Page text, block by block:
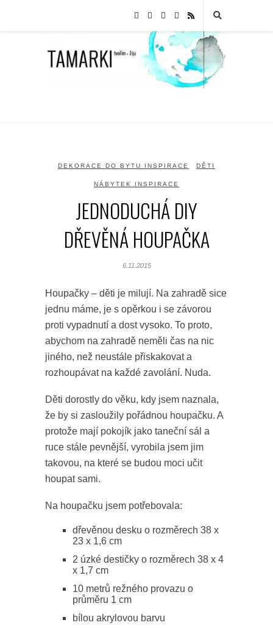
DEKORACE DO BYTU INSPIRACE DĚTI
NÁBYTEK INSPIRACE
JEDNODUCHÁ DIY
DŘEVĚNÁ HOUPAČKA
6.11.2015
Houpačky – děti je milují. Na zahradě sice
jednu máme, je s opěrkou i se závorou
proti vypadnutí a dost vysoko. To proto,
abychom na zahradě neměli čas na nic
jiného, než neustále přiskakovat a
rozhoupávat na každé zavolání. Nuda.
Děti dorostly do věku, kdy jsem naznala,
že by si zasloužily pořádnou houpačku. A
protože mají pokojík jako taneční sál a
ruce stále pevnější, vyrobila jsem jim
takovou, na které se budou moci učit
houpat sami.
Na houpačku jsem potřebovala:
dřevěnou desku o rozměrech 38 x
23 x 1,6 cm
2 úzké destičky o rozměrech 38 x 4
x 1,7 cm
10 metrů režného provazu o
průměru 1 cm
bílou akrylovou barvu